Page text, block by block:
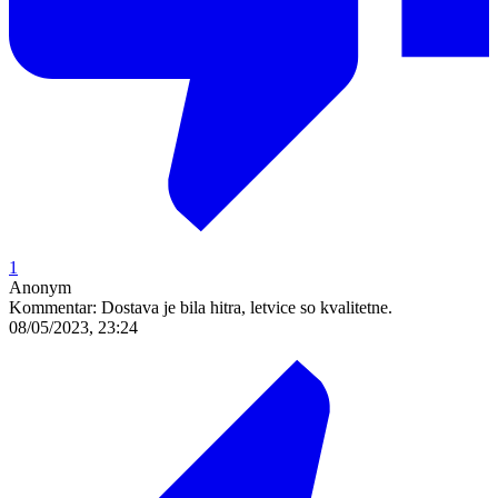
1
Anonym
Kommentar: Dostava je bila hitra, letvice so kvalitetne.
08/05/2023, 23:24